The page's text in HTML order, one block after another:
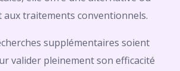
aux traitements conventionnels.
supplémentaires soient
valider pleinement son efficacité